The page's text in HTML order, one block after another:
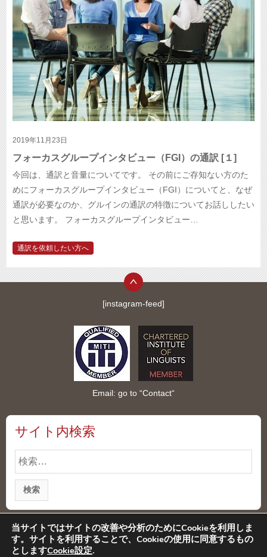
2019年11月23日
フォーカスグループインタビュー（FGI）の通訳 [１]
今回は、通訳と音量についてです。 その前にご存知ない方のた
めにフォーカスグループインタビュー（FGI）についてと、なぜ
通訳が必要なのか、グルインの通訳の特徴についてお話ししたい
と思います。 フォーカスグループインタビュー…
通訳を依頼したい方へ
[instagram-feed]
Email: go to “Contact“
サイト内検索
検
索:
プライバシーポリシー
当サイトではサイトの改善や分析のためにCookieを利用しま
す。サイトを利用することで、Cookieの使用に同意するもの
としますCookie設定.